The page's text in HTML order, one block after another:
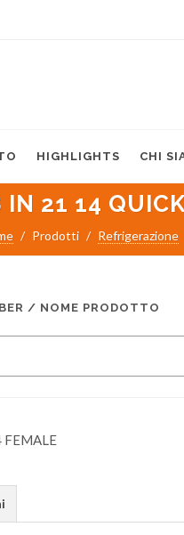
HIGHLIGHTS CHI
IN 21 14
Prodotti Refrigerazione
/ NOME PRODOTTO